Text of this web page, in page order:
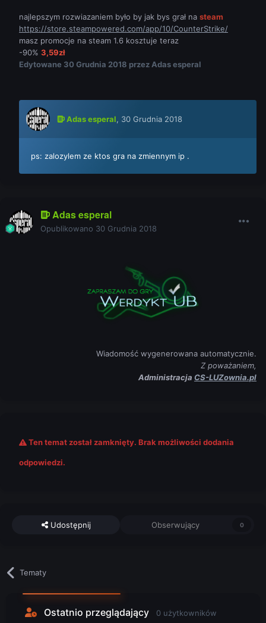
najlepszym rozwiazaniem było by jak bys grał na steam
https://store.steampowered.com/app/10/CounterStrike/
masz promocje na steam 1.6 kosztuje teraz
-90% 3,59zł
Edytowane 30 Grudnia 2018 przez Adas esperal
Adas esperal, 30 Grudnia 2018
ps: zalozylem ze ktos gra na zmiennym ip .
Adas esperal
Opublikowano 30 Grudnia 2018
Wiadomość wygenerowana automatycznie.
Z poważaniem,
Administracja CS-LUZownia.pl
Ten temat został zamknięty. Brak możliwości dodania
odpowiedzi.
Udostępnij Obserwujący 0
Tematy
Ostatnio przeglądający 0 użytkowników